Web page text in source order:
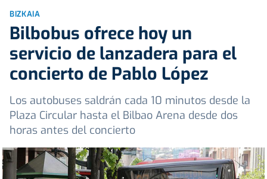
BIZKAIA
Bilbobus ofrece hoy un
servicio de lanzadera para el
concierto de Pablo López
Los autobuses saldrán cada 10 minutos desde la
Plaza Circular hasta el Bilbao Arena desde dos
horas antes del concierto